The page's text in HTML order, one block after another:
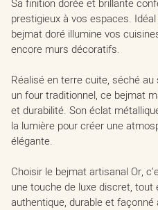
Sa finition dorée et brillante
prestigieux à vos espaces.
bejmat doré illumine vos
encore murs décoratifs.
Réalisé en terre cuite, séché
un four traditionnel, ce bejmat
et durabilité. Son éclat
la lumière pour créer une
élégante.
Choisir le bejmat artisanal Or,
une touche de luxe discret, tout
authentique, durable et façonné